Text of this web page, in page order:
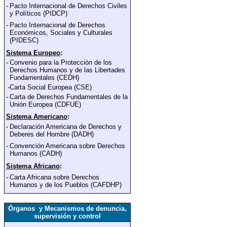
- Pacto Internacional de Derechos Civiles
y Políticos (PIDCP)
- Pacto Internacional de Derechos
Económicos, Sociales y Culturales
(PIDESC)
Sistema Europeo:
- Convenio para la Protección de los
Derechos Humanos y de las Libertades
Fundamentales (CEDH)
-Carta Social Europea (CSE)
- Carta de Derechos Fundamentales de la
Unión Europea(CDFUE)
Sistema Americano:
- Declaración Americana de Derechos y
Deberes del Hombre (DADH)
- Convención Americana sobre Derechos
Humanos (CADH)
Sistema Africano:
- Carta Africana sobre Derechos
Humanos y de los Pueblos (CAFDHP)
Órganos y Mecanismos de denuncia,
supervisión y control